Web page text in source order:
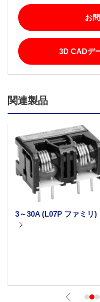
お
3D CADデ
関連製品
3～30A (L07P ファミリ)